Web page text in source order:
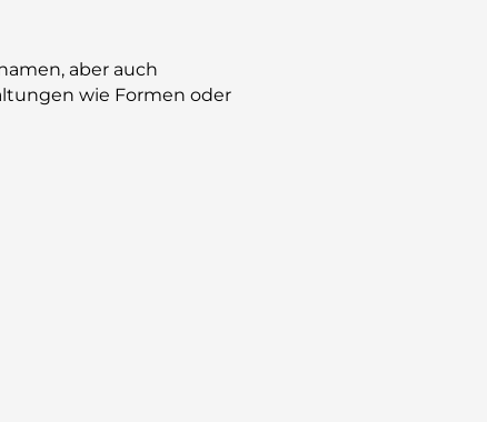
aber auch
wie Formen oder